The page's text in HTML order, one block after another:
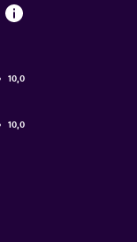
10,0
10,0